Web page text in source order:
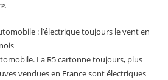
: l’électrique toujours le vent en
La R5 cartonne toujours, plus
vendues en France sont électriques